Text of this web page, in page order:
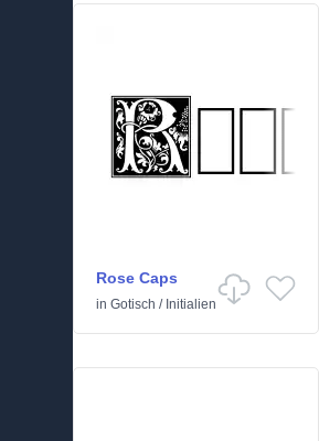
Rose Caps
in Gotisch / Initialien